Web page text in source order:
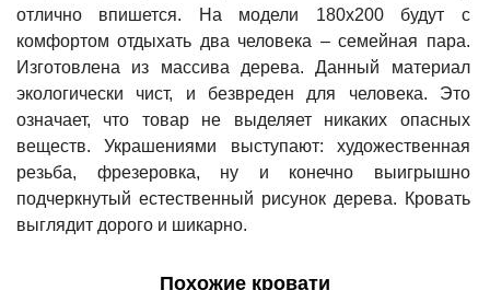
отлично впишется. На модели 180х200 будут с
комфортом отдыхать два человека – семейная пара.
Изготовлена из массива дерева. Данный материал
экологически чист, и безвреден для человека. Это
означает, что товар не выделяет никаких опасных
веществ. Украшениями выступают: художественная
резьба, фрезеровка, ну и конечно выигрышно
подчеркнутый естественный рисунок дерева. Кровать
выглядит дорого и шикарно.
Похожие кровати